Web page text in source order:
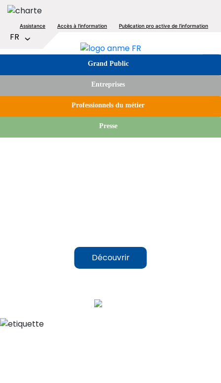
Aller
contenu
principal
Top
menu
Assistance Accès à l'information Publication pro active de l’information
FR
Lister les actions supplémentaires
Grand Public
Entreprises
Professionnels du métier
Presse
Découvrir